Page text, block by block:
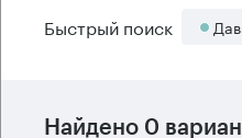
Быстрый поиск
Найдено 0